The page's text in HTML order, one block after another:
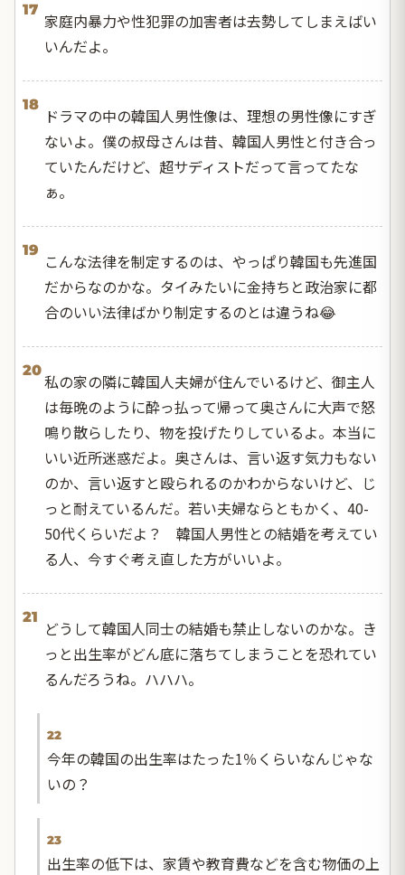
17
家庭内暴力や性犯罪の加害者は去勢してしまえばい
いんだよ。
18
ドラマの中の韓国人男性像は、理想の男性像にすぎ
ないよ。僕の叔母さんは昔、韓国人男性と付き合っ
ていたんだけど、超サディストだって言ってたな
ぁ。
19
こんな法律を制定するのは、やっぱり韓国も先進国
だからなのかな。タイみたいに金持ちと政治家に都
合のいい法律ばかり制定するのとは違うね😂
20
私の家の隣に韓国人夫婦が住んでいるけど、御主人
は毎晩のように酔っ払って帰って奥さんに大声で怒
鳴り散らしたり、物を投げたりしているよ。本当に
いい近所迷惑だよ。奥さんは、言い返す気力もない
のか、言い返すと殴られるのかわからないけど、じ
っと耐えているんだ。若い夫婦ならともかく、40-
50代くらいだよ？ 韓国人男性との結婚を考えてい
る人、今すぐ考え直した方がいいよ。
21
どうして韓国人同士の結婚も禁止しないのかな。き
っと出生率がどん底に落ちてしまうことを恐れてい
るんだろうね。ハハハ。
22
今年の韓国の出生率はたった1％くらいなんじゃな
いの？
23
出生率の低下は、家賃や教育費などを含む物価の上